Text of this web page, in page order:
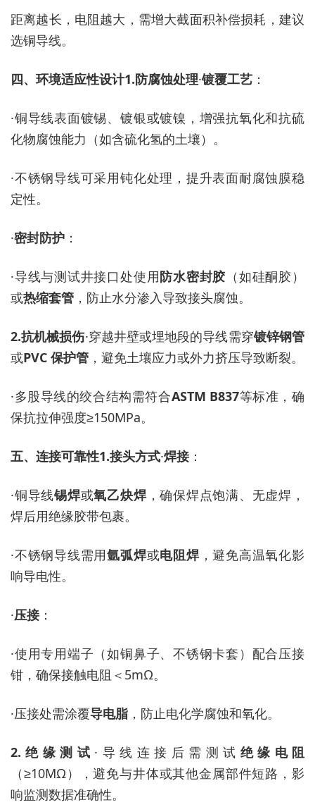
距离越长，电阻越大，需增大截面积补偿损耗，建议
选铜导线。
四、环境适应性设计1.防腐蚀处理·镀覆工艺 ：
·铜导线表面镀锡、镀银或镀镍，增强抗氧化和抗硫
化物腐蚀能力（如含硫化氢的土壤）。
·不锈钢导线可采用钝化处理，提升表面耐腐蚀膜稳
定性。
·密封防护 ：
·导线与测试井接口处使用防水密封胶 （如硅酮胶）
或热缩套管 ，防止水分渗入导致接头腐蚀。
2.抗机械损伤·穿越井壁或埋地段的导线需穿镀锌钢管
或PVC 保护管 ，避免土壤应力或外力挤压导致断裂。
·多股导线的绞合结构需符合ASTM B837等标准，确
保抗拉伸强度≥150MPa。
五、连接可靠性1.接头方式·焊接：
·铜导线锡焊或氧乙炔焊，确保焊点饱满、无虚焊，
焊后用绝缘胶带包裹。
·不锈钢导线需用氩弧焊或电阻焊，避免高温氧化影
响导电性。
·压接：
·使用专用端子（如铜鼻子、不锈钢卡套）配合压接
钳，确保接触电阻＜ 5mΩ。
·压接处需涂覆导电脂 ，防止电化学腐蚀和氧化。
2. 绝缘测试 · 导线连接后需测试 绝缘电阻
（≥10MΩ），避免与井体或其他金属部件短路，影
响监测数据准确性。